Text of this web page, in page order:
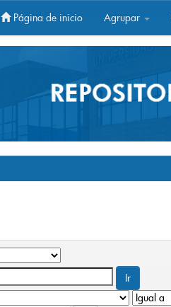
Página de inicio Agrupar